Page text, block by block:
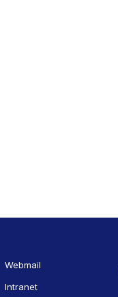
Webmail
Intranet